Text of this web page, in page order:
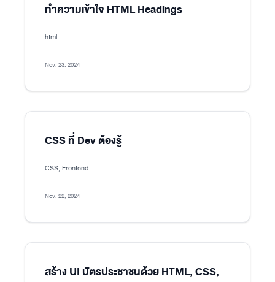
ทำความเข้าใจ HTML Headings
html
Nov. 23, 2024
CSS ที่ Dev ต้องรู้
CSS, Frontend
Nov. 22, 2024
สร้าง UI บัตรประชาชนด้วย HTML, CSS,